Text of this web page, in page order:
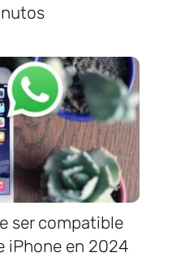
ser compatible
iPhone en 2024